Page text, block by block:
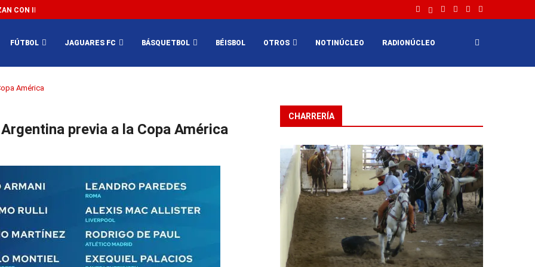
CON IMPEDIR EL MÉXICO VS SUDÁFRICA...
FÚTBOL JAGUARES FC BÁSQUETBOL BÉISBOL OTROS NOTINÚCLEO RADIONÚCLEO
América
previa a la Copa América
CHARRERÍA